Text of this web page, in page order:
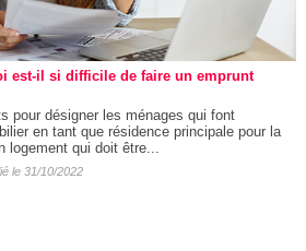
est-il si difficile de faire un emprunt
pour désigner les ménages qui font
en tant que résidence principale pour la
logement qui doit être...
le 31/10/2022